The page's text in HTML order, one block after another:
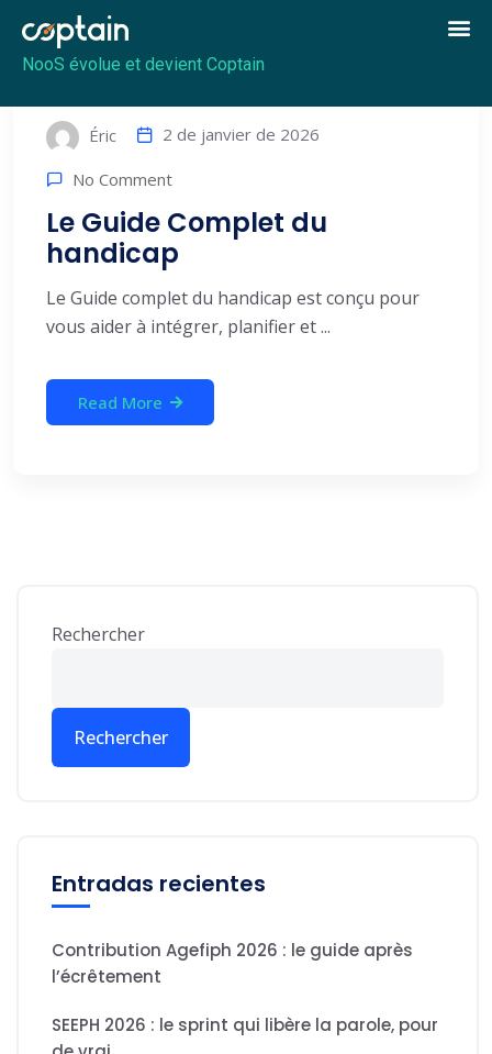
NooS évolue et devient Coptain
Éric 2 de janvier de 2026
No Comment
Le Guide Complet du
handicap
Le Guide complet du handicap est conçu pour
vous aider à intégrer, planifier et ...
Read More
Rechercher
Rechercher
Entradas recientes
Contribution Agefiph 2026 : le guide après
l’écrêtement
SEEPH 2026 : le sprint qui libère la parole, pour